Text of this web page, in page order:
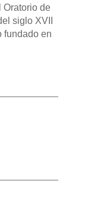
Oratorio de
siglo XVII
fundado en